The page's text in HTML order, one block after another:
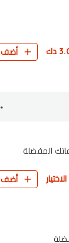
دك أضف
المفضلة
أضف